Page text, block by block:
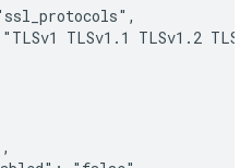
TLSv1.1 TLSv1.2